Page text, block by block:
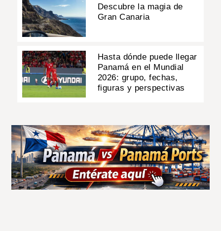
Descubre la magia de
Gran Canaria
Hasta dónde puede llegar
Panamá en el Mundial
2026: grupo, fechas,
figuras y perspectivas